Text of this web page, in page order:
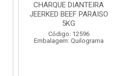
CHARQUE DIANTEIRA
JEERKED BEEF PARAISO
5KG
Código: 12596
Embalagem: Quilograma